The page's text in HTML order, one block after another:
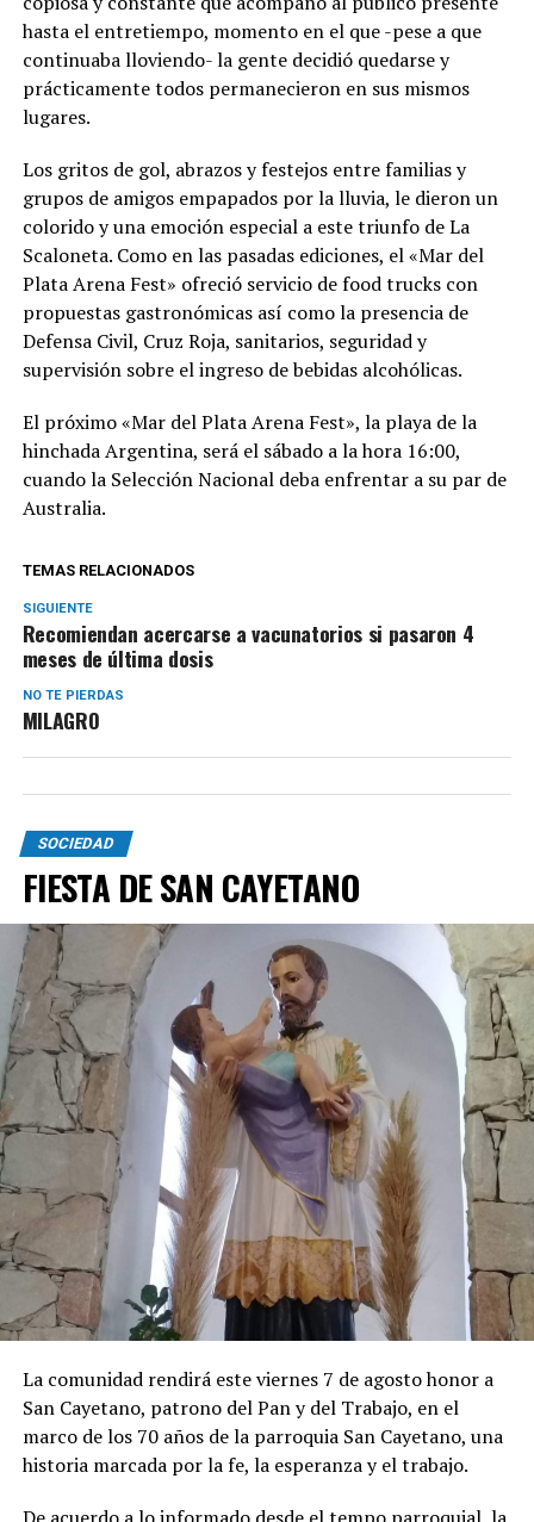
hasta el entretiempo, momento en el que -pese a que
continuaba lloviendo- la gente decidió quedarse y
prácticamente todos permanecieron en sus mismos
lugares.
Los gritos de gol, abrazos y festejos entre familias y
grupos de amigos empapados por la lluvia, le dieron un
colorido y una emoción especial a este triunfo de La
Scaloneta. Como en las pasadas ediciones, el «Mar del
Plata Arena Fest» ofreció servicio de food trucks con
propuestas gastronómicas así como la presencia de
Defensa Civil, Cruz Roja, sanitarios, seguridad y
supervisión sobre el ingreso de bebidas alcohólicas.
El próximo «Mar del Plata Arena Fest», la playa de la
hinchada Argentina, será el sábado a la hora 16:00,
cuando la Selección Nacional deba enfrentar a su par de
Australia.
TEMAS RELACIONADOS
SIGUIENTE
Recomiendan acercarse a vacunatorios si pasaron 4
meses de última dosis
NO TE PIERDAS
MILAGRO
SOCIEDAD
FIESTA DE SAN CAYETANO
La comunidad rendirá este viernes 7 de agosto honor a
San Cayetano, patrono del Pan y del Trabajo, en el
marco de los 70 años de la parroquia San Cayetano, una
historia marcada por la fe, la esperanza y el trabajo.